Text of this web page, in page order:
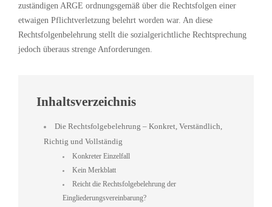
zuständigen ARGE ordnungsgemäß über die Rechtsfolgen einer
etwaigen Pflichtverletzung belehrt worden war. An diese
Rechtsfolgenbelehrung stellt die sozialgerichtliche Rechtsprechung
jedoch überaus strenge Anforderungen.
Inhaltsverzeichnis
Die Rechtsfolgebelehrung – Konkret, Verständlich,
Richtig und Vollständig
Konkreter Einzelfall
Kein Merkblatt
Reicht die Rechtsfolgebelehrung der
Eingliederungsvereinbarung?